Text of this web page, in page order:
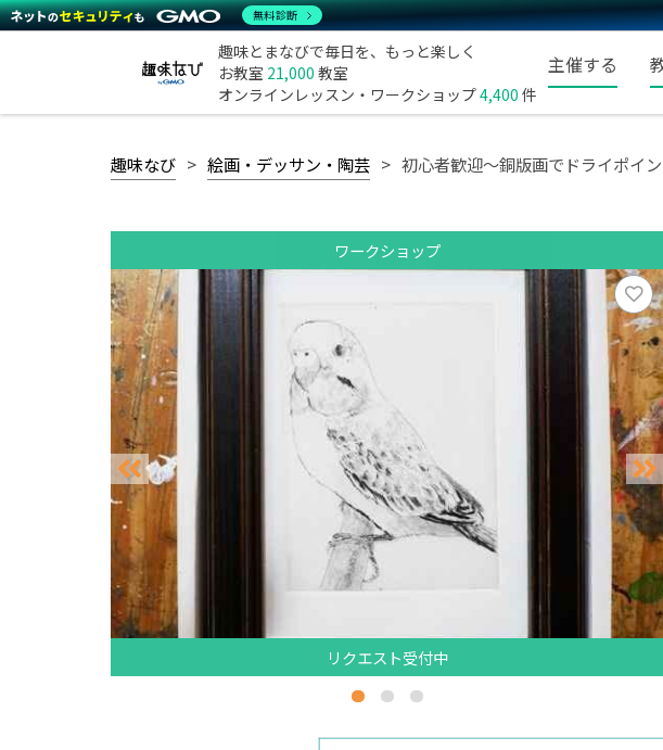
趣味とまなびで毎日を、もっと楽しく
お教室 21,000 教室
オンラインレッスン・ワークショップ4,400 件
主催する
趣味なび 絵画・デッサン・陶芸 初心者歓迎～銅版画でドライポイ
ワークショップ
リクエスト受付中
無料診断